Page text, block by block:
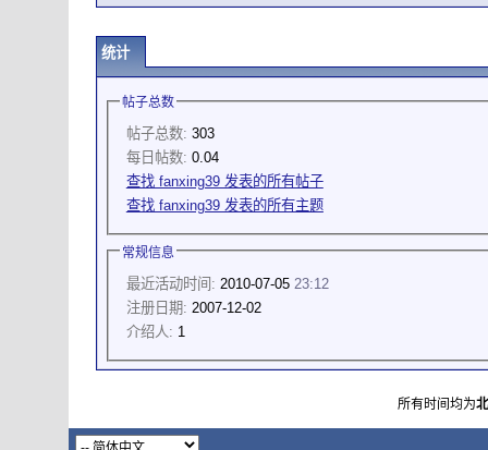
统计
帖子总数
帖子总数: 303
每日帖数: 0.04
查找 fanxing39 发表的所有帖子
查找 fanxing39 发表的所有主题
常规信息
最近活动时间: 2010-07-05 23:12
注册日期: 2007-12-02
介绍人: 1
所有时间均为